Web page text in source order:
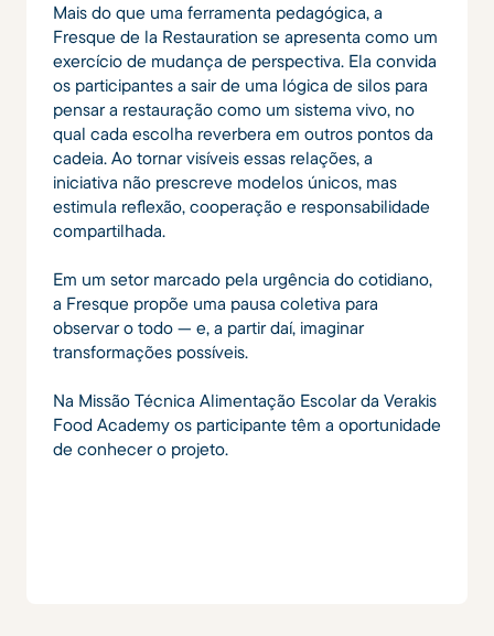
Mais do que uma ferramenta pedagógica, a
Fresque de la Restauration se apresenta como um
exercício de mudança de perspectiva. Ela convida
os participantes a sair de uma lógica de silos para
pensar a restauração como um sistema vivo, no
qual cada escolha reverbera em outros pontos da
cadeia. Ao tornar visíveis essas relações, a
iniciativa não prescreve modelos únicos, mas
estimula reflexão, cooperação e responsabilidade
compartilhada.
Em um setor marcado pela urgência do cotidiano,
a Fresque propõe uma pausa coletiva para
observar o todo — e, a partir daí, imaginar
transformações possíveis.
Na Missão Técnica Alimentação Escolar da Verakis
Food Academy os participante têm a oportunidade
de conhecer o projeto.